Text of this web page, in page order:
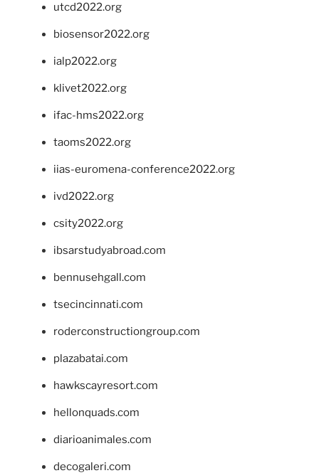
utcd2022.org
biosensor2022.org
ialp2022.org
klivet2022.org
ifac-hms2022.org
taoms2022.org
iias-euromena-conference2022.org
ivd2022.org
csity2022.org
ibsarstudyabroad.com
bennusehgall.com
tsecincinnati.com
roderconstructiongroup.com
plazabatai.com
hawkscayresort.com
hellonquads.com
diarioanimales.com
decogaleri.com